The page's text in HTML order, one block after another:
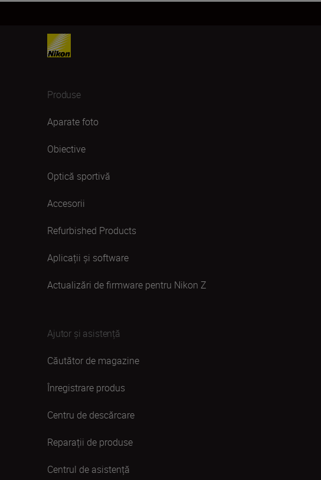
Produse
Aparate foto
Obiective
Optică sportivă
Accesorii
Refurbished Products
Aplicații și software
Actualizări de firmware pentru Nikon Z
Ajutor și asistență
Căutător de magazine
Înregistrare produs
Centru de descărcare
Reparații de produse
Centrul de asistență